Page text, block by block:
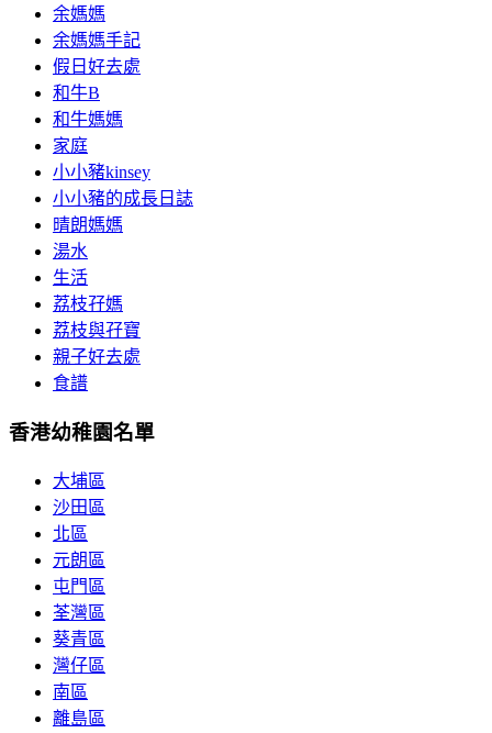
余媽媽
余媽媽手記
假日好去處
和牛B
和牛媽媽
家庭
小小豬kinsey
小小豬的成長日誌
晴朗媽媽
湯水
生活
荔枝孖媽
荔枝與孖寶
親子好去處
食譜
香港幼稚園名單
大埔區
沙田區
北區
元朗區
屯門區
荃灣區
葵青區
灣仔區
南區
離島區